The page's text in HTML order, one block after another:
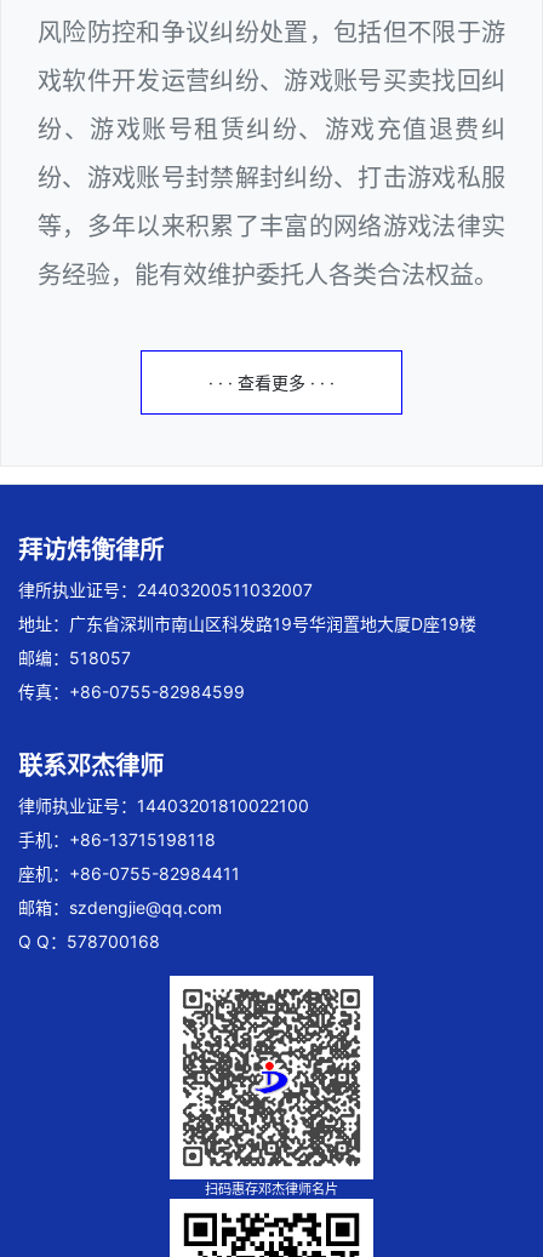
风险防控和争议纠纷处置，包括但不限于游
戏软件开发运营纠纷、游戏账号买卖找回纠
纷、游戏账号租赁纠纷、游戏充值退费纠
纷、游戏账号封禁解封纠纷、打击游戏私服
等，多年以来积累了丰富的网络游戏法律实
务经验，能有效维护委托人各类合法权益。
· · · 查看更多 · · ·
拜访炜衡律所
律所执业证号：24403200511032007
地址：广东省深圳市南山区科发路19号华润置地大厦D座19楼
邮编：518057
传真：+86-0755-82984599
联系邓杰律师
律师执业证号：14403201810022100
手机：+86-13715198118
座机：+86-0755-82984411
邮箱： szdengjie@qq.com
Q Q：578700168
扫码惠存邓杰律师名片